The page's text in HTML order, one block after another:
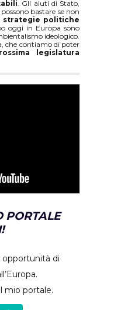
. Gli aiuti di Stato,
bastare se non
strategie politiche
oggi in Europa sono
ideologico.
che contiamo di poter
legislatura
PORTALE
di
mio portale.